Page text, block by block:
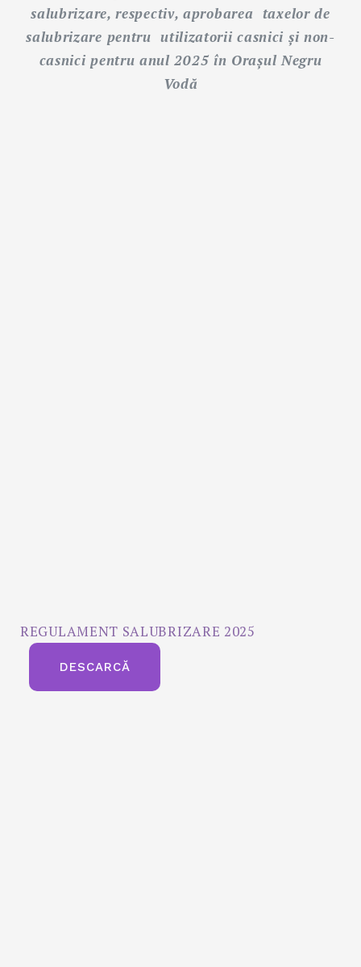
salubrizare, respectiv, aprobarea taxelor de
salubrizare pentru utilizatorii casnici și non-
casnici pentru anul 2025 în Oraşul Negru
Vodă
REGULAMENT SALUBRIZARE 2025
DESCARCĂ